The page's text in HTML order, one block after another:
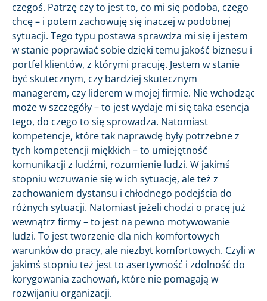
czegoś. Patrzę czy to jest to, co mi się podoba, czego
chcę – i potem zachowuję się inaczej w podobnej
sytuacji. Tego typu postawa sprawdza mi się i jestem
w stanie poprawiać sobie dzięki temu jakość biznesu i
portfel klientów, z którymi pracuję. Jestem w stanie
być skutecznym, czy bardziej skutecznym
managerem, czy liderem w mojej firmie. Nie wchodząc
może w szczegóły – to jest wydaje mi się taka esencja
tego, do czego to się sprowadza. Natomiast
kompetencje, które tak naprawdę były potrzebne z
tych kompetencji miękkich – to umiejętność
komunikacji z ludźmi, rozumienie ludzi. W jakimś
stopniu wczuwanie się w ich sytuację, ale też z
zachowaniem dystansu i chłodnego podejścia do
różnych sytuacji. Natomiast jeżeli chodzi o pracę już
wewnątrz firmy – to jest na pewno motywowanie
ludzi. To jest tworzenie dla nich komfortowych
warunków do pracy, ale niezbyt komfortowych. Czyli w
jakimś stopniu też jest to asertywność i zdolność do
korygowania zachowań, które nie pomagają w
rozwijaniu organizacji.